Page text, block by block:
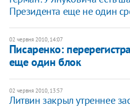
Президента еще не один
02 червня 2010, 14:07
Писаренко:
еще один блок
02 червня 2010, 13:57
Литвин закрыл утреннее